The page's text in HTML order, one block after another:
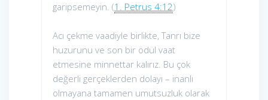
garipsemeyin. (1. Petrus 4:12)
Acı çekme vaadiyle birlikte, Tanrı bize
huzurunu ve son bir ödül vaat
etmesine minnettar kalırız. Bu çok
değerli gerçeklerden dolayı – inanlı
olmayana tamamen umutsuzluk olarak